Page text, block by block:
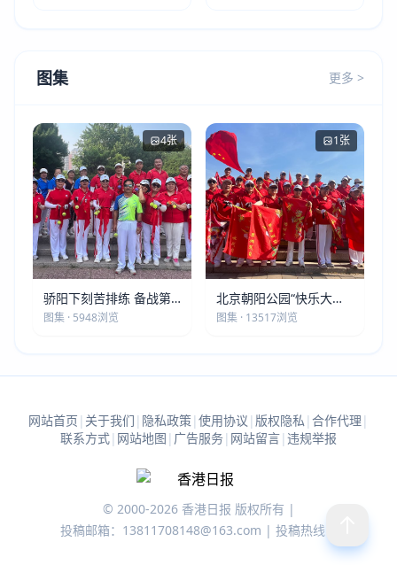
图集 更多 >
4张
骄阳下刻苦排练 备战第
五届莫斯科世界大健康运
图集 · 5948浏览
1张
北京朝阳公园“快乐大本
营”建党105周年庆祝活动
图集 · 13517浏览
网站首页 | 关于我们 | 隐私政策| 使用协议 | 版权隐私 | 合作代理 |
联系方式| 网站地图 | 广告服务| 网站留言| 违规举报
© 2000-2026 香港日报 版权所有 |
投稿邮箱：13811708148@163.com | 投稿热线：